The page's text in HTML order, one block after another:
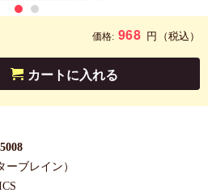
価格: 968 円 （税込）
カートに入れる
ーブレイン）